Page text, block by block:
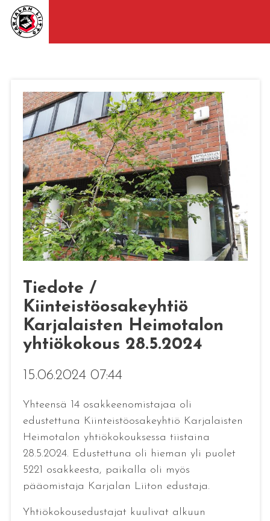
Tiedote /
Kiinteistöosakeyhtiö
Karjalaisten Heimotalon
yhtiökokous 28.5.2024
15.06.2024 07:44
Yhteensä 14 osakkeenomistajaa oli
edustettuna Kiinteistöosakeyhtiö Karjalaisten
Heimotalon yhtiökokouksessa tiistaina
28.5.2024. Edustettuna oli hieman yli puolet
5221 osakkeesta, paikalla oli myös
pääomistaja Karjalan Liiton edustaja.
Yhtiökokousedustajat kuulivat alkuun